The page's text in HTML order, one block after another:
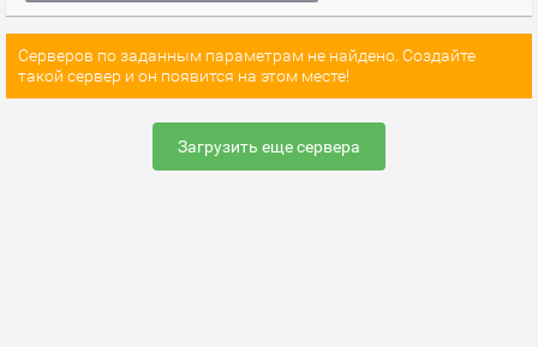
Серверов по заданным параметрам не найдено. Создайте
такой сервер и он появится на этом месте!
Загрузить еще сервера